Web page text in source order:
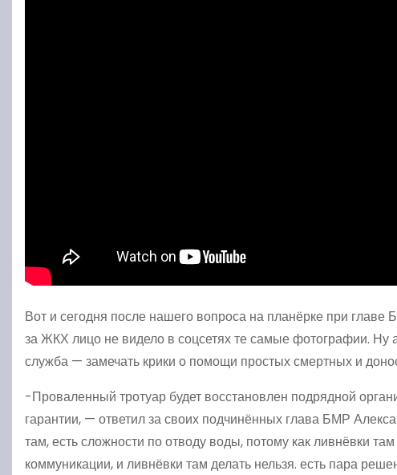
Вот и сегодня после нашего вопроса на планёрке при
за ЖКХ лицо не видело в соцсетях те самые фотографии. Ну
служба — замечать крики о помощи простых смертных и
-Проваленный тротуар будет восстановлен подрядной
гарантии, — ответил за своих подчинённых глава БМР
там, есть сложности по отводу воды, потому как ливнёвки
коммуникации, и ливнёвки там делать нельзя. есть пара